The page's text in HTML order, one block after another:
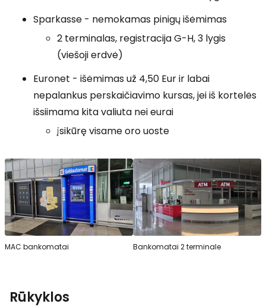
Sparkasse - nemokamas pinigų išėmimas
2 terminalas, registracija G-H, 3 lygis
(viešoji erdvė)
Euronet - išėmimas už 4,50 Eur ir labai
nepalankus perskaičiavimo kursas, jei iš kortelės
išsiimama kita valiuta nei eurai
įsikūrę visame oro uoste
MAC bankomatai Bankomatai 2 terminale
Rūkyklos